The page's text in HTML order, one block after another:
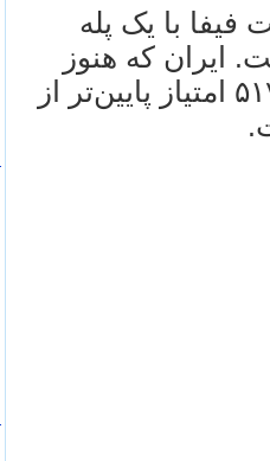
فيفا با يک پله
که هنوز
در بين تيم‌های آسيايی چهارم است‏، با ۵۱۷ امتياز پايين‌تر از